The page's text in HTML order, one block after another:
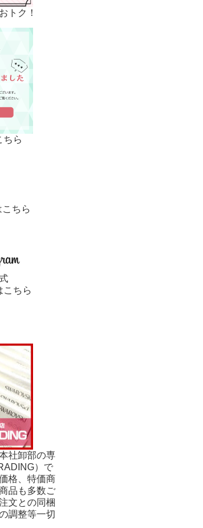
トク！
ちら
ちら
こちら
社卸部の専
）で
格、特価商
品も多数ご
文との同梱
調整等一切